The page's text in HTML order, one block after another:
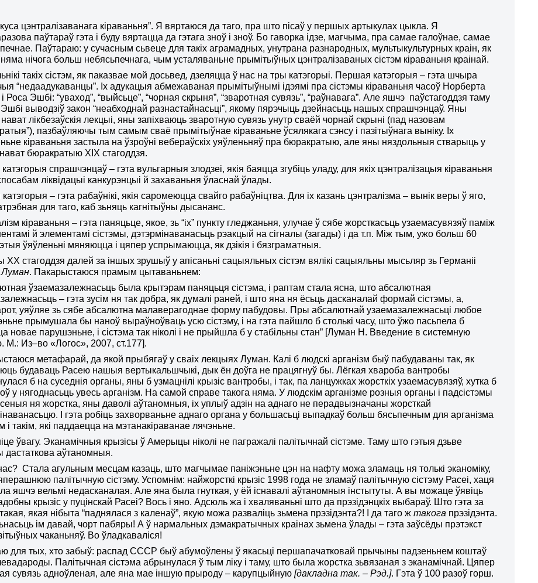
цэнтралізаванага кіраваньня”. Я вяртаюся да таго, пра што пісаў у першых артыкулах цыкла. Я
паўтараў гэта і буду вяртацца да гэтага зноў і зноў. Бо гаворка ідзе, магчыма, пра самае галоўнае, самае
Паўтараю: у сучасным сьвеце для такіх аграмадных, унутрана разнародных, мультыкультурных краін, як
нічога больш небясьпечнага, чым усталяваньне прымітыўных цэнтралізаваных сістэм кіраваньня краінай.
такіх сістэм, як паказвае мой досьвед, дзеляцца ў нас на тры катэгорыі. Першая катэгорыя – гэта шчыра
“недаадукаванцы”. Іх адукацыя абмежаваная прымітыўнымі ідэямі пра сістэмы кіраваньня часоў Норберта
і Роса Эшбі: “уваход”, “выйсьце”, “чорная скрыня”, “зваротная сувязь”, “раўнавага”. Але яшчэ паўстагоддзя таму
выводзіў закон “неабходнай разнастайнасьці”, якому пярэчыць дзейнасьць нашых спрашчэнцаў. Яны
лікбезаўскія лекцыі, яны запіхваюць зваротную сувязь унутр сваёй чорнай скрыні (пад назовам
пазбаўляючы тым самым сваё прымітыўнае кіраваньне ўсялякага сэнсу і пазітыўнага выніку. Іх
кіраваньня застыла на ўзроўні вебераўскіх уяўленьняў пра бюракратыю, але яны няздольныя стварыць у
нават бюракратыю ХІХ стагоддзя.
спрашчэнцаў – гэта вульгарныя злодзеі, якія баяцца згубіць уладу, для якіх цэнтралізацыя кіраваньня
ліквідацыі канкурэнцыі й захаваньня ўласнай ўлады.
– гэта рабаўнікі, якія саромеюцца свайго рабаўніцтва. Для іх казань цэнтралізма – вынік веры ў яго,
для таго, каб зьняць кагнітыўны дысананс.
кіраваньня – гэта паняцьце, якое, зь “іх” пункту гледжаньня, улучае ў сябе жорсткасьць узаемасувязяў паміж
й элементамі сістэмы, дэтэрмінаванасьць рэакцый на сігналы (загады) і да т.п. Між тым, ужо больш 60
ўяўленьні мяняюцца і цяпер успрымаюцца, як дзікія і бязграматныя.
ХХ стагоддзя далей за іншых зрушыў у апісаньні сацыяльных сістэм вялікі сацыяльны мысьляр зь Германіі
Луман. Пакарыстаюся прамым цытаваньнем:
ўзаемазалежнасьць была крытэрам паняцьця сістэма, і раптам стала ясна, што абсалютная
– гэта зусім ня так добра, як думалі раней, і што яна ня ёсьць дасканалай формай сістэмы, а,
уяўляе зь сябе абсалютна малаверагоднае форму пабудовы. Пры абсалютнай узаемазалежнасьці любое
прымушала бы наноў выраўноўваць усю сістэму, і на гэта пайшло б столькі часу, што ўжо пасьпела б
новае парушэньне, і сістэма так ніколі і не прыйшла б у стабільны стан” [Луман Н. Введение в системную
М.: Из–во «Логос», 2007, ст.177].
метафарай, да якой прыбягаў у сваіх лекцыях Луман. Калі б людскі арганізм быў пабудаваны так, як
будаваць Расею нашыя вертыкальшчыкі, дык ён доўга не працягнуў бы. Лёгкая хвароба вантробы
б на суседнія органы, яны б узмацнілі крызіс вантробы, і так, па ланцужках жорсткіх узаемасувязяў, хутка б
у нягоднасьць увесь арганізм. На самой справе такога няма. У людскім арганізме розныя органы і падсістэмы
ня жорстка, яны даволі аўтаномныя, іх уплыў адзін на аднаго не перадвызначаны жорсткай
І гэта робіць захворваньне аднаго органа у большасьці выпадкаў больш бясьпечным для арганізма
і такім, які паддаецца на мэтанакіраванае лячэньне.
ўвагу. Эканамічныя крызісы ў Амерыцы ніколі не пагражалі палітычнай сістэме. Таму што гэтыя дзьве
дастаткова аўтаномныя.
Стала агульным месцам казаць, што магчымае паніжэньне цэн на нафту можа зламаць ня толькі эканоміку,
палітычную сістэму. Успомнім: найжорсткі крызіс 1998 года не зламаў палітычную сістэму Расеі, хаця
яшчэ вельмі недасканалая. Але яна была гнуткая, у ёй існавалі аўтаномныя інстытуты. А вы можаце ўявіць
крызіс у пуцінскай Расеі? Вось і яно. Адсюль жа і хваляваньні што да прэзідэнцкіх выбараў. Што гэта за
якая нібыта “паднялася з каленаў”, якую можа разваліць зьмена прэзідэнта?! І да таго жтакога прэзідэнта.
ім давай, чорт пабяры! А ў нармальных дэмакратычных краінах зьмена ўлады – гэта заўсёды прэтэкст
чаканьняў. Во ўладкаваліся!
для тых, хто забыў: распад СССР быў абумоўлены ў якасьці першапачатковай прычыны падзеньнем коштаў
Палітычная сістэма абрынулася ў тым ліку і таму, што была жорстка зьвязаная з эканамічнай. Цяпер
сувязь адноўленая, але яна мае іншую прыроду – карупцыйную [дакладна так. – Рэд.]. Гэта ў 100 разоў горш.